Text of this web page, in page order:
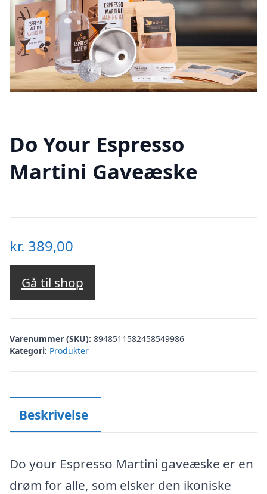
Do Your Espresso
Martini Gaveæske
kr. 389,00
Gå til shop
Varenummer (SKU): 8948511582458549986
Kategori: Produkter
Beskrivelse
Do your Espresso Martini gaveæske er en
drøm for alle, som elsker den ikoniske